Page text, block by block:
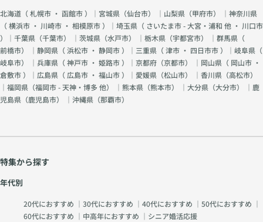
北海道（札幌市 ・ 函館市）｜宮城県（仙台市） ｜山梨県（甲府市） ｜神奈川県
（横浜市 ・ 川崎市 ・ 相模原市）｜埼玉県（ さいたま市 - 大宮・浦和 他 ・ 川口市
）｜千葉県（千葉市） ｜茨城県（水戸市） ｜栃木県（宇都宮市） ｜群馬県（
前橋市） ｜静岡県（浜松市 ・ 静岡市）｜三重県（津市 ・ 四日市市）｜岐阜県（
岐阜市） ｜兵庫県（神戸市 ・ 姫路市）｜京都府（京都市） ｜岡山県（ 岡山市 ・
倉敷市）｜広島県（ 広島市 ・ 福山市）｜愛媛県（松山市） ｜香川県（高松市）
｜福岡県（福岡市 - 天神・博多 他） ｜熊本県（熊本市） ｜大分県（大分市） ｜鹿
児島県（鹿児島市） ｜沖縄県（那覇市）
特集から探す
年代別
20代におすすめ ｜ 30代におすすめ ｜ 40代におすすめ ｜ 50代におすすめ ｜
60代におすすめ ｜ 中高年におすすめ ｜ シニア婚活応援